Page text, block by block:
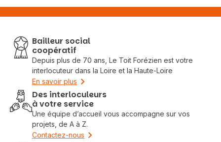
Bailleur social
coopératif
Depuis plus de 70 ans, Le Toit Forézien est votre
interlocuteur dans la Loire et la Haute-Loire
En savoir plus
Des interloculeurs
à votre service
Une équipe d’accueil vous accompagne sur vos
projets, de A à Z.
Contactez-nous